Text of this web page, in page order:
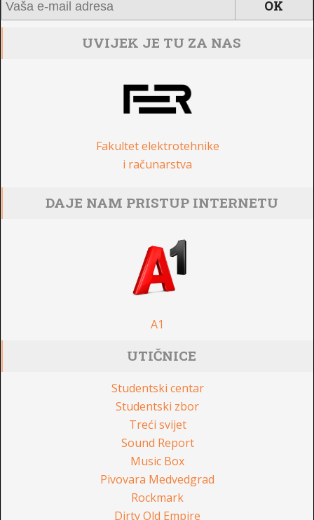
UVIJEK JE TU ZA NAS
Fakultet elektrotehnike
i računarstva
DAJE NAM PRISTUP INTERNETU
A1
UTIČNICE
Studentski centar
Studentski zbor
Treći svijet
Sound Report
Music Box
Pivovara Medvedgrad
Rockmark
Dirty Old Empire